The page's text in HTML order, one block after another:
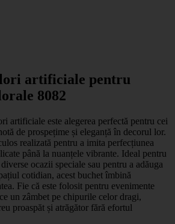
artificiale pentru
8082
artificiale este alegerea perfectă pentru cei
de prospețime și eleganță în decorul lor.
realizată pentru a imita perfecțiunea
până la nuanțele vibrante. Ideal pentru
ocazii speciale sau pentru a adăuga
cotidian, acest buchet îmbină
Fie că este folosit pentru evenimente
un zâmbet pe chipurile celor dragi,
proaspăt și atrăgător fără efortul